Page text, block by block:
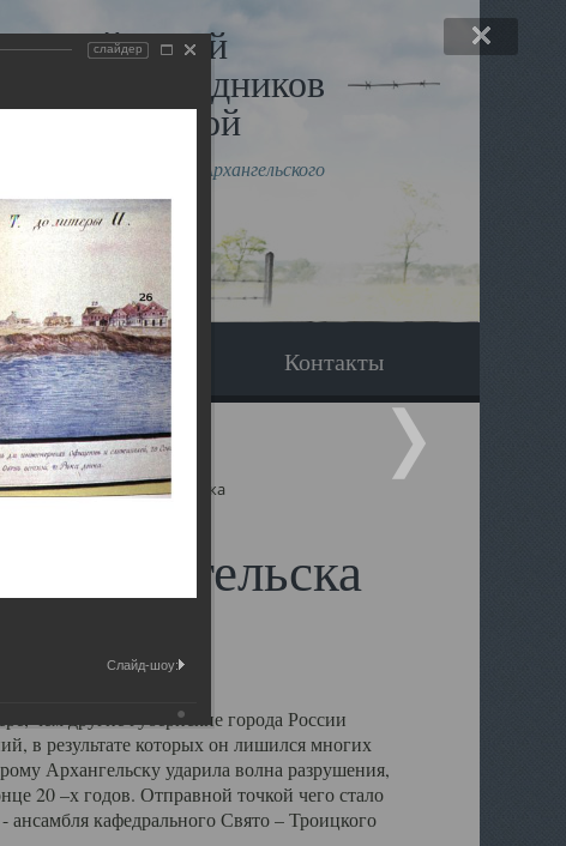
музей
и исповедников
митрополита Архангельского
Вопрос-ответ Контакты
собор Архангельска
Архангельска
чем другие губернские города России
в результате которых он лишился многих
Архангельску ударила волна разрушения,
20 –х годов. Отправной точкой чего стало
ансамбля кафедрального Свято – Троицкого
слайдер
Слайд-шоу: